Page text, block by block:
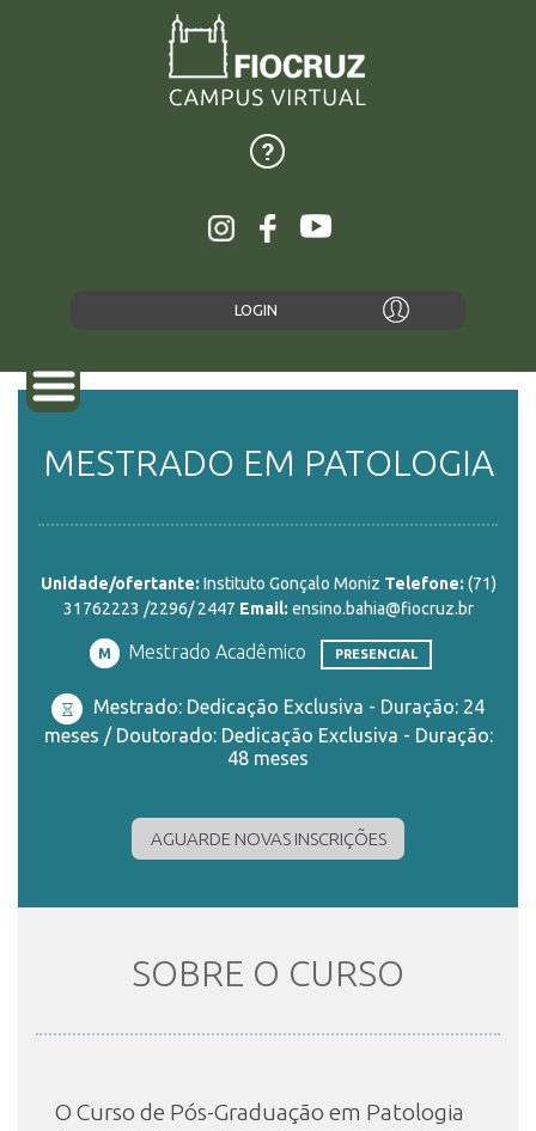
LOGIN
ENSINO
MESTRADO EM PATOLOGIA
Unidade/ofertante: Instituto Gonçalo Moniz Telefone: (71)
31762223 /2296/ 2447 Email: ensino.bahia@fiocruz.br
M Mestrado Acadêmico PRESENCIAL
Mestrado: Dedicação Exclusiva - Duração: 24
meses / Doutorado: Dedicação Exclusiva - Duração:
48 meses
AGUARDE NOVAS INSCRIÇÕES
SOBRE O CURSO
O Curso de Pós-Graduação em Patologia